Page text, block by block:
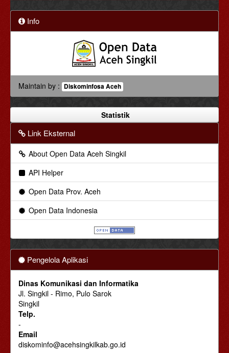
Info
Maintain by : Diskominfosa Aceh
Statistik
Link Eksternal
About Open Data Aceh Singkil
API Helper
Open Data Prov. Aceh
Open Data Indonesia
Pengelola Aplikasi
Dinas Komunikasi dan Informatika
Jl. Singkil - Rimo, Pulo Sarok
Singkil
Telp.
-
Email
diskominfo@acehsingkilkab.go.id